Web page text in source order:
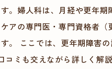
。婦人科は、月経や更年
アの専門医・専門資格者
。 ここでは、更年期障害
ミも交えながら詳しく解